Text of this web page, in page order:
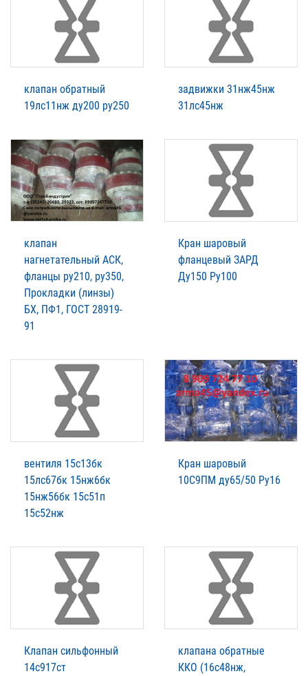
клапан обратный
19лс11нж ду200 ру250
задвижки 31нж45нж
31лс45нж
клапан
нагнетательный АСК,
фланцы ру210, ру350,
Прокладки (линзы)
БХ, ПФ1, ГОСТ 28919-
91
Кран шаровый
фланцевый ЗАРД
Ду150 Ру100
вентиля 15с13бк
15лс67бк 15нж6бк
15нж56бк 15с51п
15с52нж
Кран шаровый
10С9ПМ ду65/50 Ру16
Клапан сильфонный
14с917ст
клапана обратные
ККО (16с48нж,